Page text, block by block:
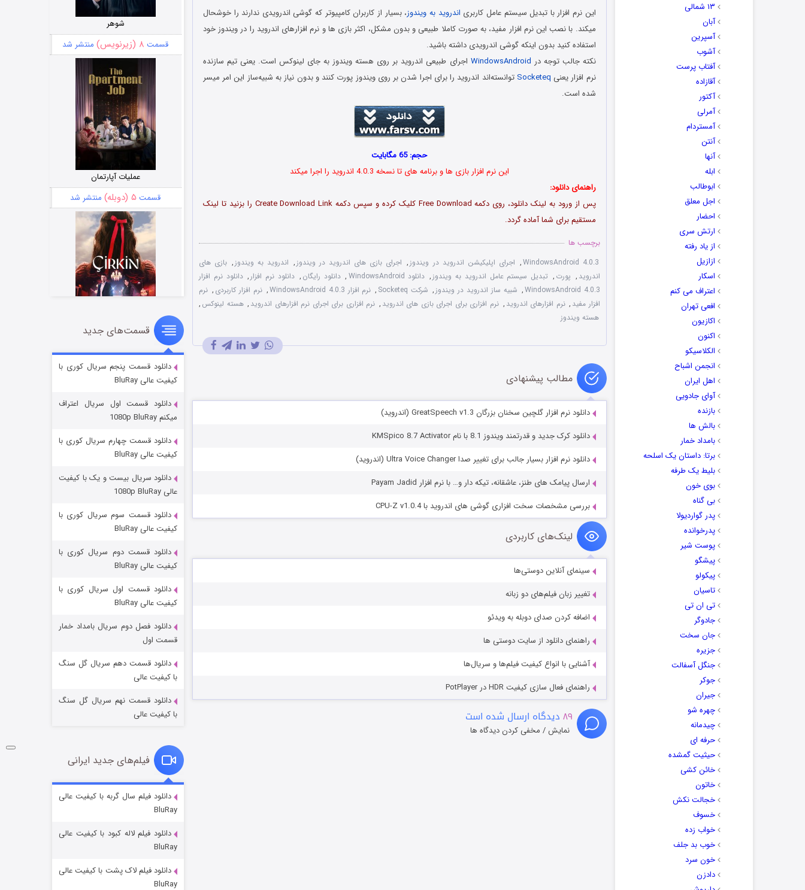
۱۳ شمالی
آبان
آسپرین
آشوب
آفتاب پرست
آقازاده
آکتور
آمرلی
آمستردام
آنتن
آنها
ابله
ابوطالب
اجل معلق
احضار
ارتش سری
از یاد رفته
ازازیل
اسکار
اعتراف می کنم
افعی تهران
اکازیون
اکنون
الکلاسیکو
انجمن اشباح
اهل ایران
آوای جادویی
بازنده
بالش ها
بامداد خمار
برتا: داستان یک اسلحه
بلیط یک‌‌ طرفه
بوی خون
بی گناه
پدر گواردیولا
پدرخوانده
پوست شیر
پیشگو
پیکولو
تاسیان
تی ان تی
جادوگر
جان سخت
جزیره
جنگل آسفالت
جوکر
جیران
چهره شو
چیدمانه
حرفه ای
حیثیت گمشده
خائن کشی
خاتون
خجالت نکش
خسوف
خواب زده
خوب بد جلف
خون سرد
دادزن
این نرم افزار با تبدیل سیستم عامل کاربری اندروید به ویندوز، بسیار از کاربران کامپیوتر که گوشی اندرویدی ندارند را خوشحال
میکند. با نصب این نرم افزار مفید، به صورت کاملا طبیعی و بدون مشکل، اکثر بازی ها و نرم افزارهای اندروید را در ویندوز خود
استفاده کنید بدون اینکه گوشی اندرویدی داشته باشید.
نکته جالب توجه در WindowsAndroid اجرای طبیعی اندروید بر روی هسته ویندوز به جای لینوکس است. یعنی تیم سازنده
نرم افزار یعنی Socketeqتوانسته‌اند اندروید را برای اجرا شدن بر روی ویندوز پورت کنند و بدون نیاز به شبیه‌ساز این امر میسر
شده است.
حجم: 65 مگابایت
این نرم افزار بازی ها و برنامه های تا نسخه 4.0.3 اندروید را اجرا میکند
راهنمای دانلود:
پس از ورود به لینک دانلود، روی دکمه Free Download کلیک کرده و سپس دکمه Create Download Link را بزنید تا لینک
مستقیم برای شما آماده گردد.
برچسب ها
WindowsAndroid 4.0.3
, اجرای اپلیکیشن اندروید در ویندوز , اجرای بازی های اندروید در ویندوز , اندروید به ویندوز , بازی های
اندروید , پورت , تبدیل سیستم عامل اندروید به ویندوز , دانلود WindowsAndroid , دانلود رایگان , دانلود نرم افزار , دانلود نرم افزار
WindowsAndroid 4.0.3
, شبیه ساز اندروید در ویندوز , شرکت Socketeq , نرم افزار WindowsAndroid 4.0.3 , نرم افزار کاربردی , نرم
افزار مفید , نرم افزارهای اندروید , نرم افزاری برای اجرای بازی های اندروید , نرم افزاری برای اجرای نرم افزارهای اندروید , هسته لینوکس ,
هسته ویندوز
مطالب پیشنهادی
دانلود نرم افزار گلچین سخنان بزرگان GreatSpeech v1.3 (اندروید)
دانلود کرک جدید و قدرتمند ویندوز 8.1 با نام KMSpico 8.7 Activator
دانلود نرم افزار بسیار جالب برای تغییر صدا Ultra Voice Changer (اندروید)
ارسال پیامک های طنز، عاشقانه، تیکه دار و… با نرم افزار Payam Jadid
بررسی مشخصات سخت افزاری گوشی های اندروید با CPU-Z v1.0.4
لینک‌های کاربردی
سینمای آنلاین دوستی‌ها
تغییر زبان فیلم‌های دو زبانه
اضافه کردن صدای دوبله به ویدئو
راهنمای دانلود از سایت دوستی ها
آشنایی با انواع کیفیت فیلم‌ها و سریال‌ها
راهنمای فعال سازی کیفیت HDR در PotPlayer
۸۹ دیدگاه ارسال شده است
نمایش / مخفی کردن دیدگاه ها
شوهر
قسمت ۸ (زیرنویس) منتشر شد
عملیات آپارتمان
قسمت ۵ (دوبله) منتشر شد
سریال زشت
قسمت۲ (زیرنویس) منتشر شد
مردگان متحرک: شهر مرده ۳
شکست استوارت در نجات جهان
قسمت ۷ (زیرنویس) منتشر شد
شوگر فصل ۲
قسمت
قسمت‌های جدید
دانلود قسمت پنجم سریال کوری با
کیفیت عالی BluRay
دانلود قسمت اول سریال اعتراف
میکنم 1080p BluRay
دانلود قسمت چهارم سریال کوری با
کیفیت عالی BluRay
دانلود سریال بیست و یک با کیفیت
عالی 1080p BluRay
دانلود قسمت سوم سریال کوری با
کیفیت عالی BluRay
دانلود قسمت دوم سریال کوری با
کیفیت عالی BluRay
دانلود قسمت اول سریال کوری با
کیفیت عالی BluRay
دانلود فصل دوم سریال بامداد خمار
قسمت اول
دانلود قسمت دهم سریال گل سنگ
با کیفیت عالی
دانلود قسمت نهم سریال گل سنگ
با کیفیت عالی
فیلم‌های جدید ایرانی
دانلود فیلم سال گربه با کیفیت عالی
BluRay
دانلود فیلم لاله کبود با کیفیت عالی
BluRay
دانلود فیلم لاک پشت با کیفیت عالی
BluRay